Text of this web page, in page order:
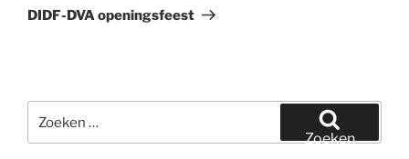
bericht
DIDF-DVA openingsfeest
naar:
Zoeken